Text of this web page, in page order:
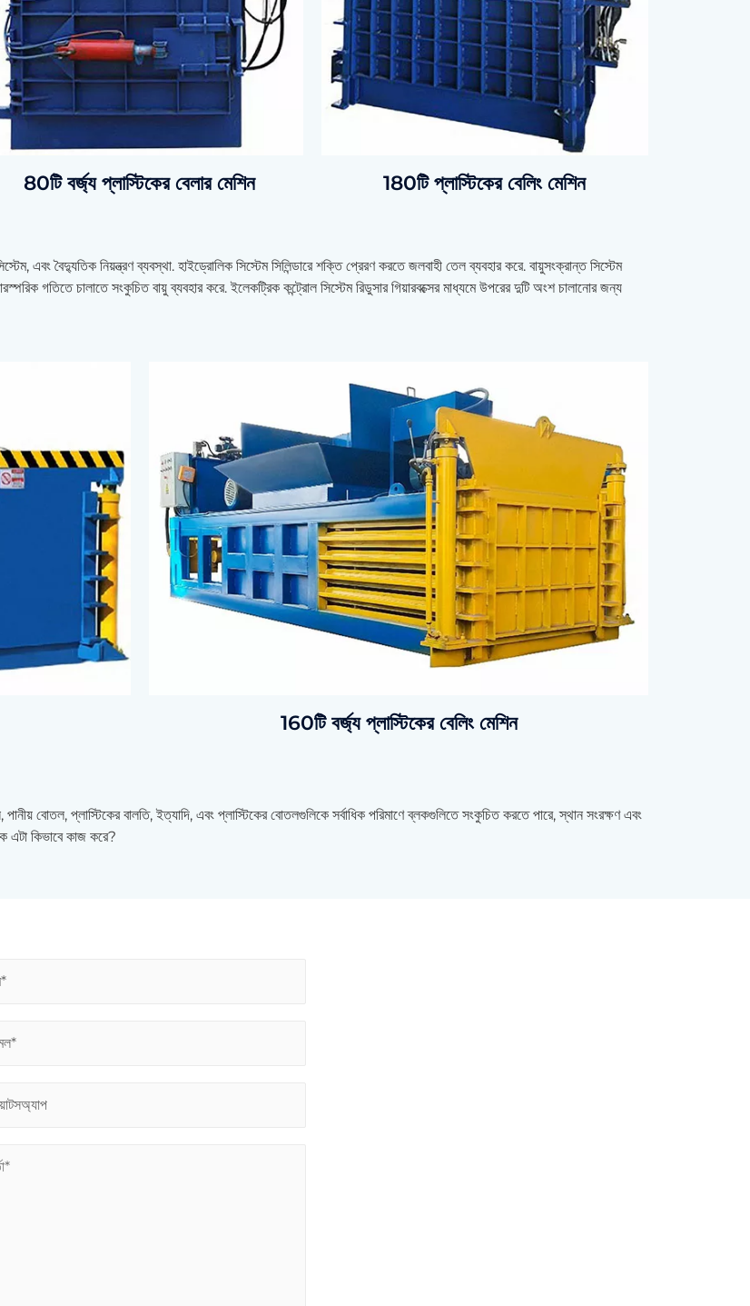
80টি বর্জ্য প্লাস্টিকের বেলার মেশিন 180টি প্লাস্টিকের বেলিং মেশিন
এবং বৈদ্যুতিক নিয়ন্ত্রণ ব্যবস্থা. হাইড্রোলিক সিস্টেম সিলিন্ডারে শক্তি প্রেরণ করতে জলবাহী তেল ব্যবহার করে. বায়ুসংক্রান্ত সিস্টেম
গতিতে চালাতে সংকুচিত বায়ু ব্যবহার করে. ইলেকট্রিক কন্ট্রোল সিস্টেম রিডুসার গিয়ারবক্সের মাধ্যমে উপরের দুটি অংশ চালানোর জন্য
160টি বর্জ্য প্লাস্টিকের বেলিং মেশিন
বোতল, প্লাস্টিকের বালতি, ইত্যাদি, এবং প্লাস্টিকের বোতলগুলিকে সর্বাধিক পরিমাণে ব্লকগুলিতে সংকুচিত করতে পারে, স্থান সংরক্ষণ এবং
এটা কিভাবে কাজ করে?